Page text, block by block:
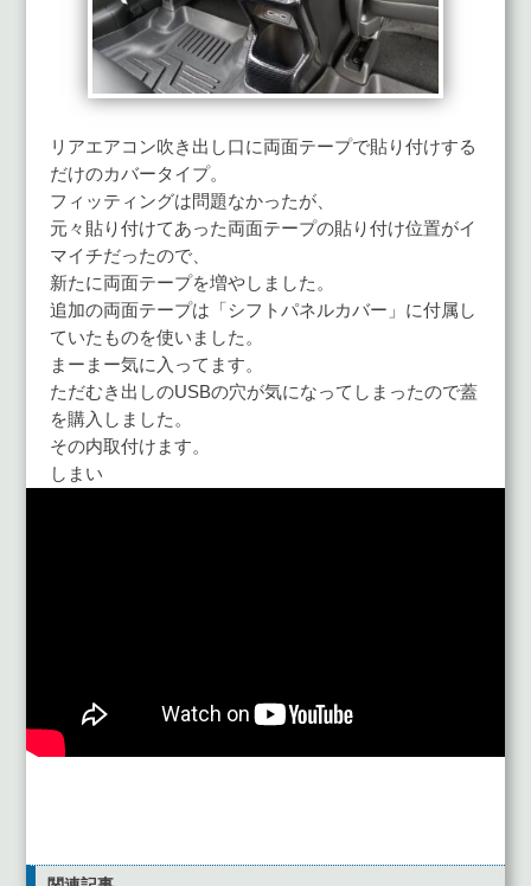
リアエアコン吹き出し口に両面テープで貼り付けする
だけのカバータイプ。
フィッティングは問題なかったが、
元々貼り付けてあった両面テープの貼り付け位置がイ
マイチだったので、
新たに両面テープを増やしました。
追加の両面テープは「シフトパネルカバー」に付属し
ていたものを使いました。
まーまー気に入ってます。
ただむき出しのUSBの穴が気になってしまったので蓋
を購入しました。
その内取付けます。
しまい